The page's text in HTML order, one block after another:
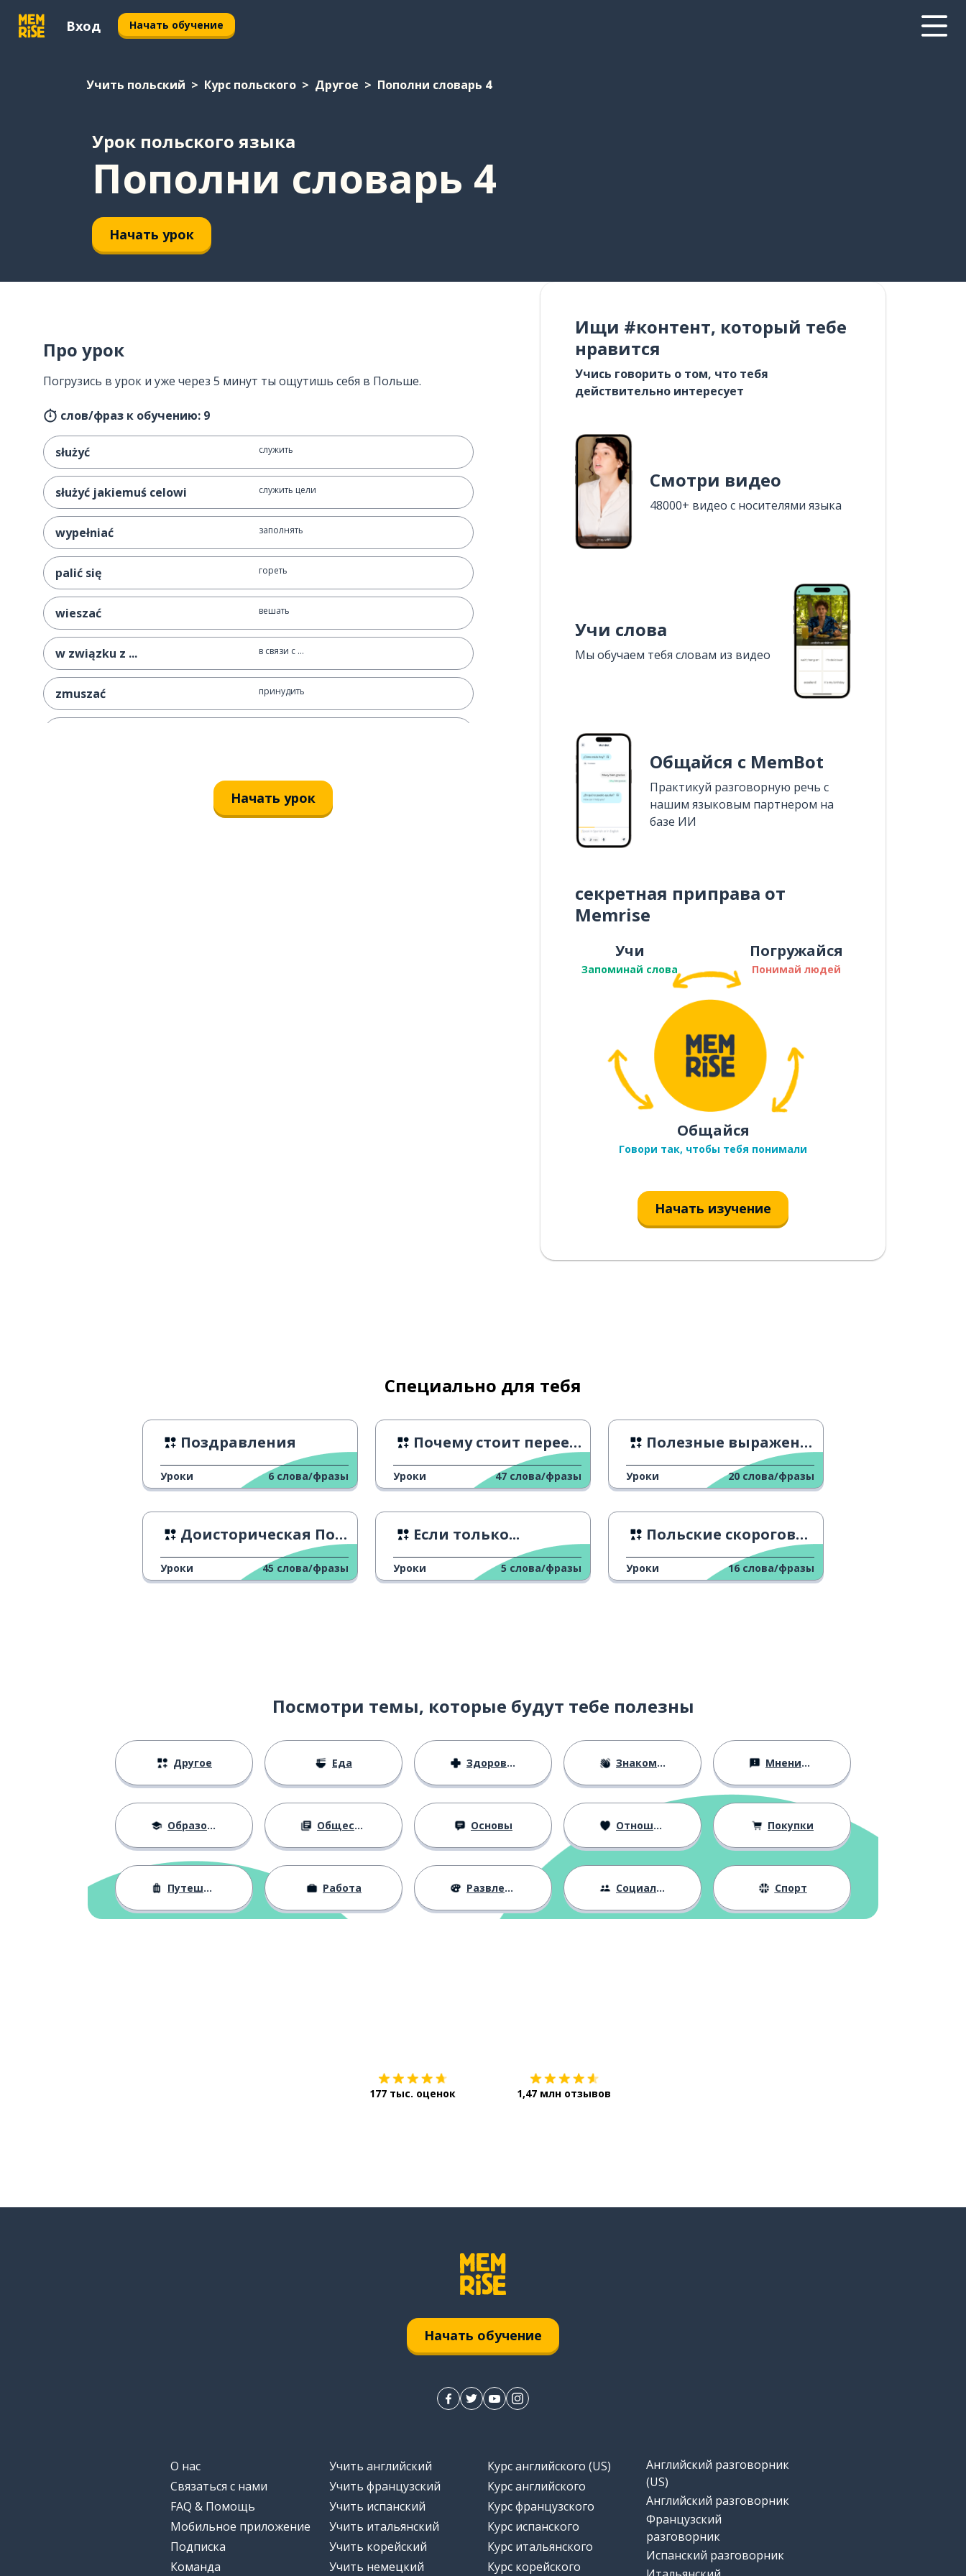
Вход Начать обучение
Учить польский Курс польского Другое Пополни словарь 4
Урок польского языка
Пополни словарь 4
Начать урок
Про урок
Погрузись в урок и уже через 5 минут ты ощутишь себя в Польше.
слов/фраз к обучению: 9
służyć служить
służyć jakiemuś celowi служить цели
wypełniać заполнять
palić się гореть
wieszać вешать
w związku z ... в связи с ...
zmuszać принудить
Начать урок
Ищи #контент, который тебе
нравится
Учись говорить о том, что тебя
действительно интересует
Смотри видео
48000+ видео с носителями языка
Учи слова
Мы обучаем тебя словам из видео
Общайся с MemBot
Практикуй разговорную речь с
нашим языковым партнером на
базе ИИ
секретная приправа от
Memrise
Учи
Запоминай слова
Погружайся
Понимай людей
Общайся
Говори так, чтобы тебя понимали
Начать изучение
Специально для тебя
Поздравления
Уроки 6 слова/фразы
Почему стоит переехать в Польшу?
Уроки 47 слова/фразы
Полезные выражения 5
Уроки 20 слова/фразы
Доисторическая Польша
Уроки 45 слова/фразы
Если только...
Уроки 5 слова/фразы
Польские скороговорки
Уроки 16 слова/фразы
Посмотри темы, которые будут тебе полезны
Другое Еда Здоровье Знакомство Мнения и убеждения
Образование Общество Основы Отношения Покупки
Путешествия Работа Развлечения Социальная жизнь Спорт
177 тыс. оценок 1,47 млн отзывов
Начать обучение
О нас
Связаться с нами
FAQ & Помощь
Мобильное приложение
Подписка
Команда
Учить английский
Учить французский
Учить испанский
Учить итальянский
Учить корейский
Учить немецкий
Курс английского (US)
Курс английского
Курс французского
Курс испанского
Курс итальянского
Курс корейского
Английский разговорник
(US)
Английский разговорник
Французский
разговорник
Испанский разговорник